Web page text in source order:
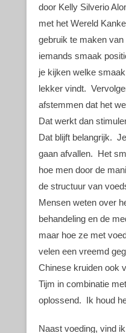
door Kelly Silverio
met het Wereld
gebruik te maken
iemands smaak
je kijken welke
lekker vindt.
afstemmen dat het
Dat werkt dan
Dat blijft belangrijk.
gaan afvallen. Het
hoe men door de
de structuur van
Mensen weten over
behandeling en de
maar hoe ze met
velen een vreemd
Chinese kruiden ook
Tijm in combinatie
oplossend. Ik houd
Naast voeding, vind